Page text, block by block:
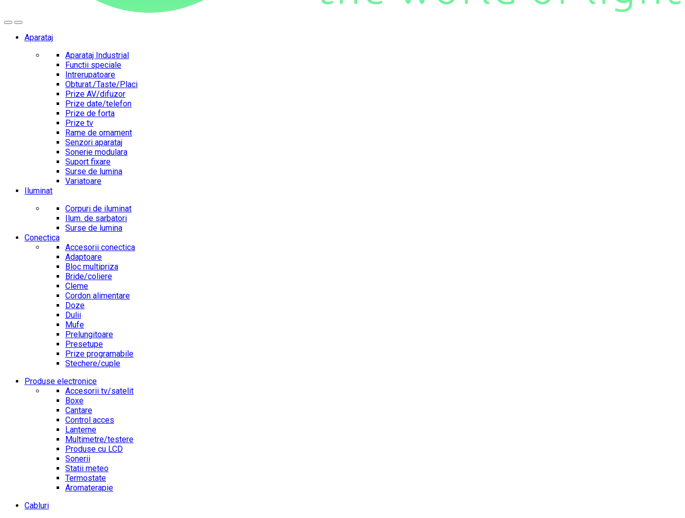
Aparataj
Aparataj Industrial
Functii speciale
Intrerupatoare
Obturat./Taste/Placi
Prize AV/difuzor
Prize date/telefon
Prize de forta
Prize tv
Rame de ornament
Senzori aparataj
Sonerie modulara
Suport fixare
Surse de lumina
Variatoare
Iluminat
Corpuri de iluminat
Ilum. de sarbatori
Surse de lumina
Conectica
Accesorii conectica
Adaptoare
Bloc multipriza
Bride/coliere
Cleme
Cordon alimentare
Doze
Dulii
Mufe
Prelungitoare
Presetupe
Prize programabile
Stechere/cuple
Produse electronice
Accesorii tv/satelit
Boxe
Cantare
Control acces
Lanterne
Multimetre/testere
Produse cu LCD
Sonerii
Statii meteo
Termostate
Aromaterapie
Cabluri